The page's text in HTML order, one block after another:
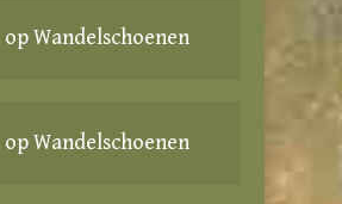
opWandelschoenen
opWandelschoenen